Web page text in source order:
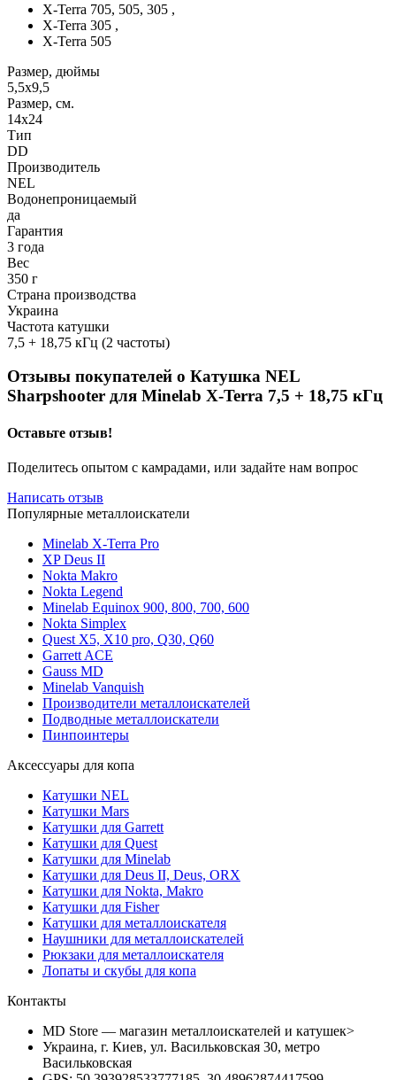
X-Terra 705, 505, 305 ,
X-Terra 305 ,
X-Terra 505
Размер, дюймы
5,5x9,5
Размер, см.
14x24
Тип
DD
Производитель
NEL
Водонепроницаемый
да
Гарантия
3 года
Вес
350 г
Страна производства
Украина
Частота катушки
7,5 + 18,75 кГц (2 частоты)
Отзывы покупателей о Катушка NEL
Sharpshooter для Minelab X-Terra 7,5 + 18,75 кГц
Оставьте отзыв!
Поделитесь опытом с камрадами, или задайте нам вопрос
Написать отзыв
Популярные металлоискатели
Minelab X-Terra Pro
XP Deus II
Nokta Makro
Nokta Legend
Minelab Equinox 900, 800, 700, 600
Nokta Simplex
Quest X5, X10 pro, Q30, Q60
Garrett ACE
Gauss MD
Minelab Vanquish
Производители металлоискателей
Подводные металлоискатели
Пинпоинтеры
Аксессуары для копа
Катушки NEL
Катушки Mars
Катушки для Garrett
Катушки для Quest
Катушки для Minelab
Катушки для Deus II, Deus, ORX
Катушки для Nokta, Makro
Катушки для Fisher
Катушки для металлоискателя
Наушники для металлоискателей
Рюкзаки для металлоискателя
Лопаты и скубы для копа
Контакты
MD Store — магазин металлоискателей и катушек>
Украина, г. Киев, ул. Васильковская 30, метро
Васильковская